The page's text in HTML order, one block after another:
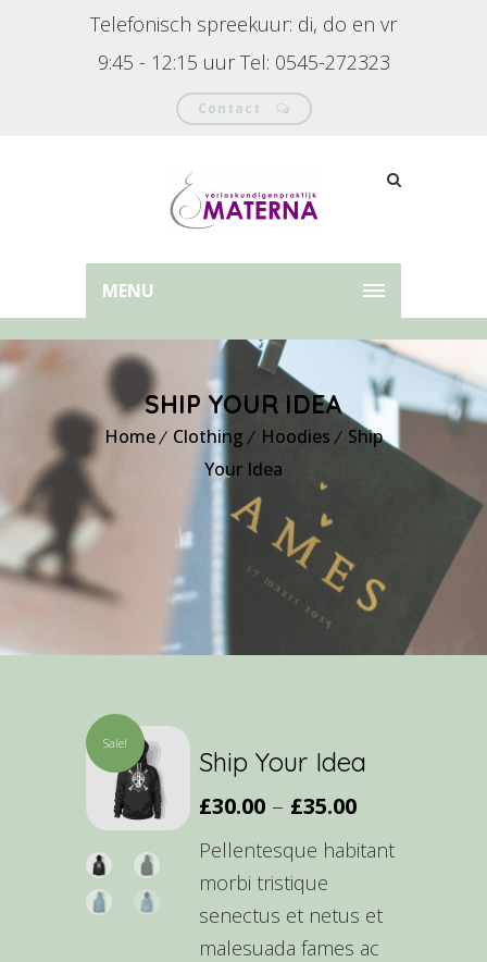
Telefonisch spreekuur: di, do en vr
9:45 - 12:15 uur Tel: 0545-272323
Contact
MENU
SHIP YOUR IDEA
Home Clothing Hoodies
Ship
Your Idea
Sale!
Ship Your Idea
£30.00 – £35.00
Pellentesque habitant
morbi tristique
senectus et netus et
malesuada fames ac